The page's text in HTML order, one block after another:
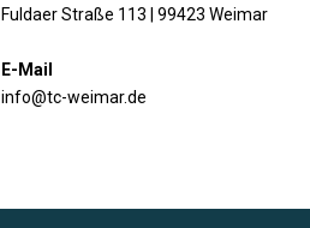
Fuldaer Straße 113 | 99423 Weimar
E-Mail
info@tc-weimar.de